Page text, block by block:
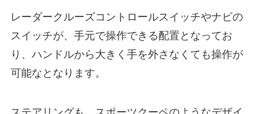
レーダークルーズコントロールスイッチやナビの
スイッチが、手元で操作できる配置となってお
り、ハンドルから大きく手を外さなくても操作が
可能なとなります。